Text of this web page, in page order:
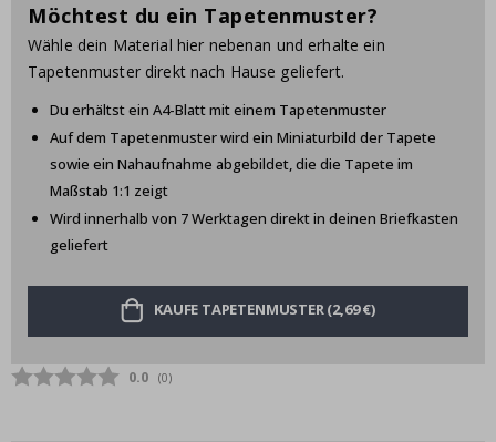
Möchtest du ein Tapetenmuster?
Wähle dein Material hier nebenan und erhalte ein
Tapetenmuster direkt nach Hause geliefert.
Du erhältst ein A4-Blatt mit einem Tapetenmuster
Auf dem Tapetenmuster wird ein Miniaturbild der Tapete
sowie ein Nahaufnahme abgebildet, die die Tapete im
Maßstab 1:1 zeigt
Wird innerhalb von 7 Werktagen direkt in deinen Briefkasten
geliefert
KAUFE TAPETENMUSTER (2,69 €)
Durchschnittliche Bewertung:
0.0 (abgegebene bewertungen:
0)